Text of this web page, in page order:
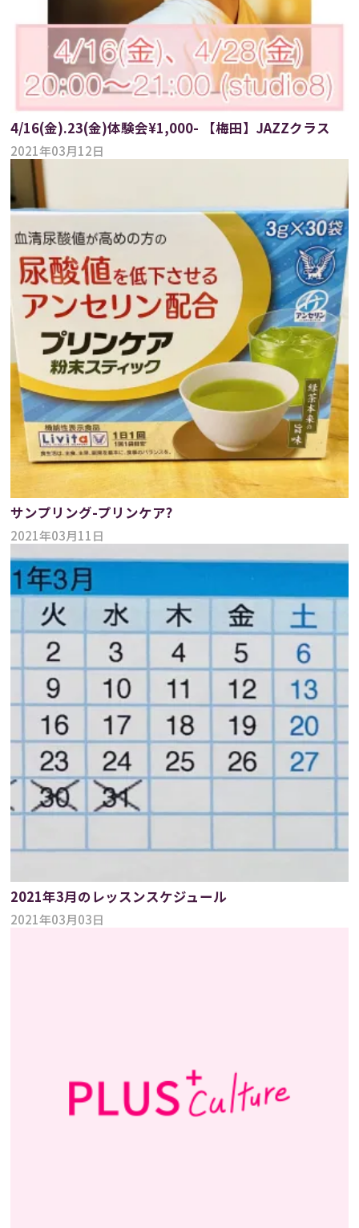
4/16(金).23(金)体験会¥1,000- 【梅田】JAZZクラス
2021年03月12日
サンプリング-プリンケア?
2021年03月11日
2021年3月のレッスンスケジュール
2021年03月03日